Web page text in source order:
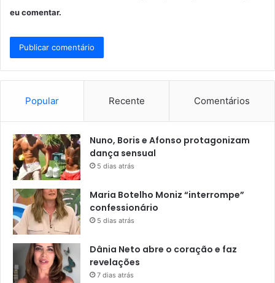
eu comentar.
Popular Recente Comentários
Nuno, Boris e Afonso protagonizam
dança sensual
5 dias atrás
Maria Botelho Moniz “interrompe”
confessionário
5 dias atrás
Dânia Neto abre o coração e faz
revelações
7 dias atrás